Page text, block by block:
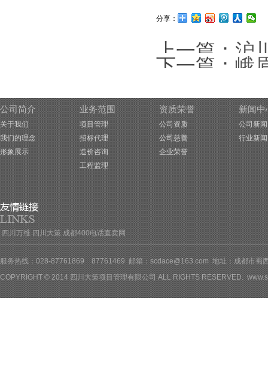
分享：
上一篇： 沪
下一篇： 峨
公司简介
关于我们
我们的理念
形象展示
业务范围
项目管理
招标代理
造价咨询
工程监理
资质荣誉
公司资质
公司慈善
企业荣誉
新闻中
公司新闻
行业新闻
四川万维 四川大策 成都400电话直卖网
服务热线：028-87761869 87761469 邮箱：scdace@163.com 地址：成都市蜀
COPYRIGHT © 2014 四川大策项目管理有限公司 ALL RIGHTS RESERVED.